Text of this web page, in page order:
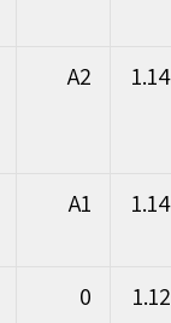
A2
A1
0